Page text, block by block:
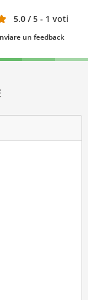
5.0 / 5 - 1 voti
un feedback